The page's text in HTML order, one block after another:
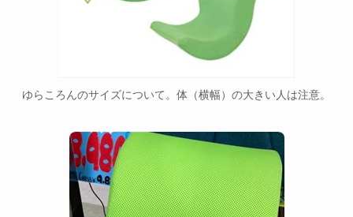
ゆらころんのサイズについて。体（横幅）の大きい人は注意。